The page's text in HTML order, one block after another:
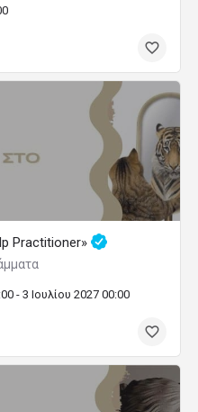
Practitioner»
- 3 Ιουλίου 2027 00:00